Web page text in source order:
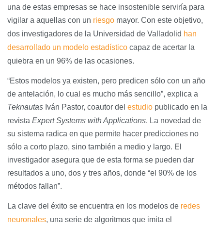
una de estas empresas se hace insostenible serviría para
vigilar a aquellas con un riesgo mayor. Con este objetivo,
dos investigadores de la Universidad de Valladolid han
desarrollado un modelo estadístico capaz de acertar la
quiebra en un 96% de las ocasiones.
“Estos modelos ya existen, pero predicen sólo con un año
de antelación, lo cual es mucho más sencillo”, explica a
Teknautas Iván Pastor, coautor del estudio publicado en la
revista Expert Systems with Applications. La novedad de
su sistema radica en que permite hacer predicciones no
sólo a corto plazo, sino también a medio y largo. El
investigador asegura que de esta forma se pueden dar
resultados a uno, dos y tres años, donde “el 90% de los
métodos fallan”.
La clave del éxito se encuentra en los modelos de redes
neuronales, una serie de algoritmos que imita el